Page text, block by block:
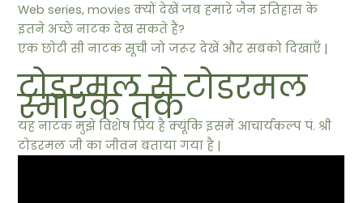
Web series, movies क्यों देखें जब हमारे जैन इतिहास के
इतने अच्छे नाटक देख सकते हैं?
एक छोटी सी नाटक सूची जो जरूर देखें और सबको दिखाएँ |
टोडरमल से टोडरमल
स्मारक तक
यह नाटक मुझे विशेष प्रिय है क्यूंकि इसमें आचार्यकल्प पं. श्री
टोडरमल जी का जीवन बताया गया है |